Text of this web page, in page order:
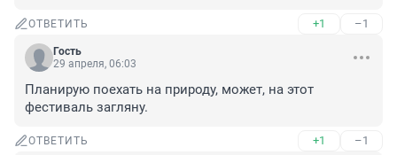
ОТВЕТИТЬ +1 –1
Гость
29 апреля, 06:03
Планирую поехать на природу, может, на этот
фестиваль загляну.
ОТВЕТИТЬ +1 –1